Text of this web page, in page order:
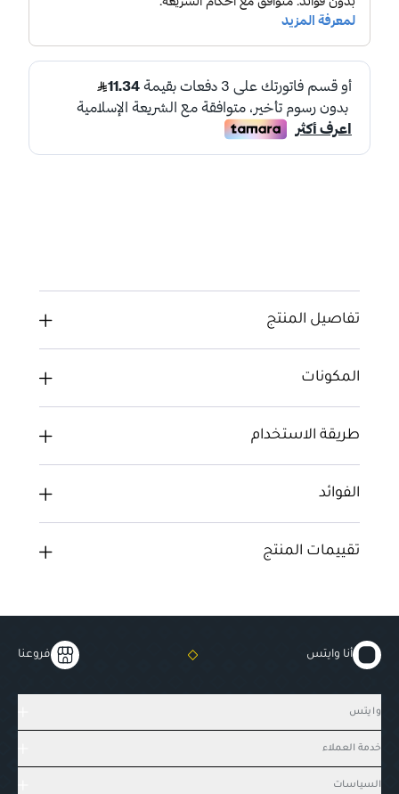
تفاصيل المنتج
المكونات
طريقة الاستخدام
الفوائد
تقييمات المنتج
أنا وايتس فروعنا
وايتس
خدمة العملاء
السياسات